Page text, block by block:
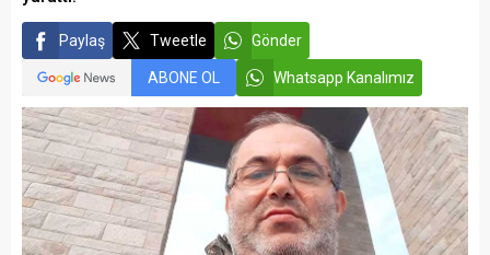
Paylaş Tweetle Gönder
ABONE OL Whatsapp Kanalımız